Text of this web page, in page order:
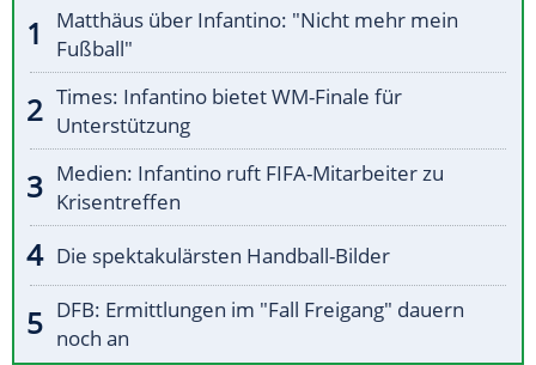
Matthäus über Infantino: "Nicht mehr mein
Fußball"
Times: Infantino bietet WM-Finale für
Unterstützung
Medien: Infantino ruft FIFA-Mitarbeiter zu
Krisentreffen
Die spektakulärsten Handball-Bilder
DFB: Ermittlungen im "Fall Freigang" dauern
noch an